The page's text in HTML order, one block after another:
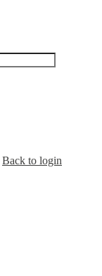
Back to login